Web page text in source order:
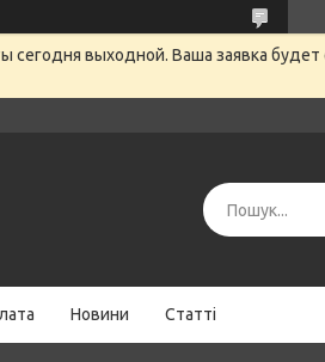
сегодня выходной. Ваша заявка
Новини Статті